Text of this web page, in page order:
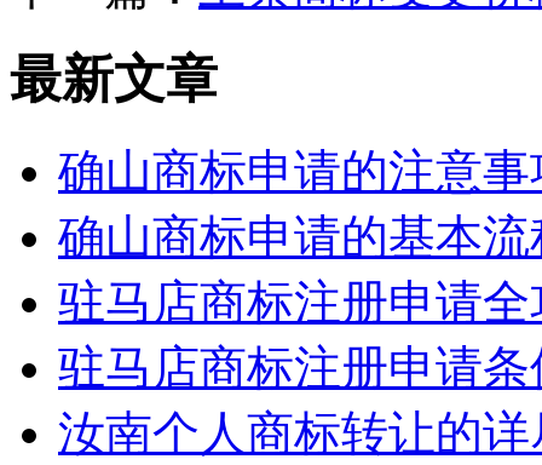
最新文章
确山商标申请的注意事
确山商标申请的基本流
驻马店商标注册申请全
驻马店商标注册申请
汝南个人商标转让的